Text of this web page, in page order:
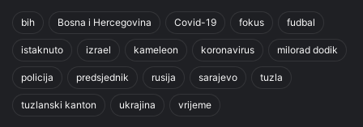
bih Bosna i Hercegovina Covid-19 fokus fudbal
istaknuto izrael kameleon koronavirus milorad dodik
policija predsjednik rusija sarajevo tuzla
tuzlanski kanton ukrajina vrijeme